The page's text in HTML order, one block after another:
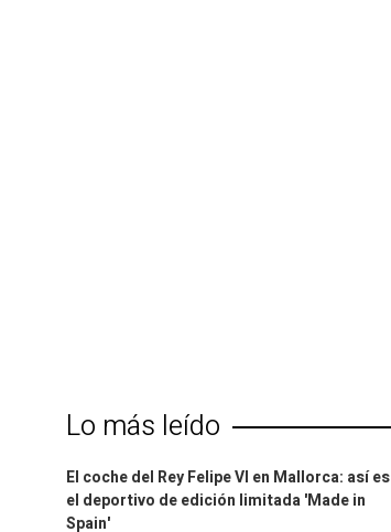
Lo más leído
El coche del Rey Felipe VI en Mallorca: así es
el deportivo de edición limitada 'Made in
Spain'